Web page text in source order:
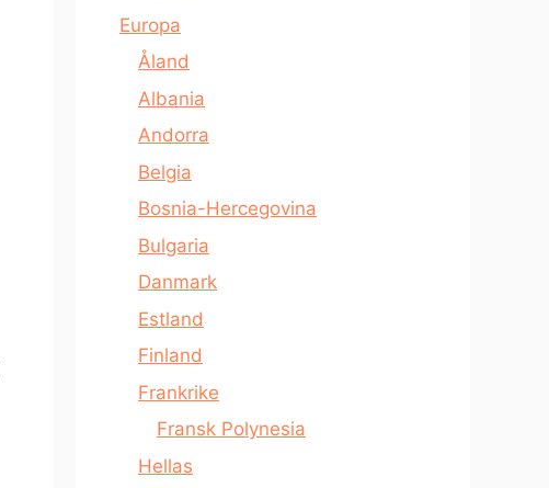
Europa
Åland
Albania
Andorra
Belgia
Bosnia-Hercegovina
Bulgaria
Danmark
Estland
Finland
Frankrike
Fransk Polynesia
Hellas